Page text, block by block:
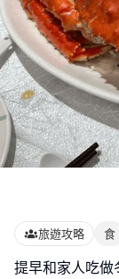
旅遊攻略 食
提早和家人吃做